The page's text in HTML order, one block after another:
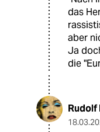
das
aber
Ja
die
Rudolf